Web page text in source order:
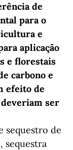
de
para o
e
aplicação
e florestais
carbono e
efeito de
ser
sequestro de
sequestra